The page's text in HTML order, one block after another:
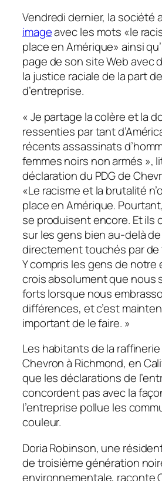
Vendredi dernier, la société
imageavec les mots «le
place en Amérique» ainsi
page de son site Web avec
la justice raciale de la part
d’entreprise.
« Je partage la colère et la
ressenties par tant
récents assassinats
femmes noirs non armés »,
déclaration du PDG de
«Le racisme et la brutalité
place en Amérique.
se produisent encore. Et ils
sur les gens bien au-delà
directement touchés par
Y compris les gens de notre
crois absolument que nous
forts lorsque nous
différences, et c’est
important de le faire. »
Les habitants de la
Chevron à Richmond, en
que les déclarations de
concordent pas avec la
l’entreprise pollue les
couleur.
Doria Robinson, une
de troisième génération
environnementale, raconte